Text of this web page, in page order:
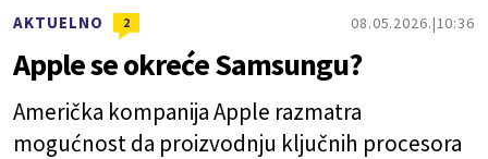
AKTUELNO 2 08.05.2026. 10:36
Apple se okreće Samsungu?
Američka kompanija Apple razmatra
mogućnost da proizvodnju ključnih procesora